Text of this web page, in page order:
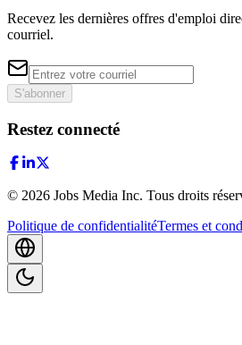
Recevez les dernières offres d'emploi
courriel.
S'abonner
Restez connecté
© 2026 Jobs Media Inc. Tous droits
Politique de confidentialitéTermes et